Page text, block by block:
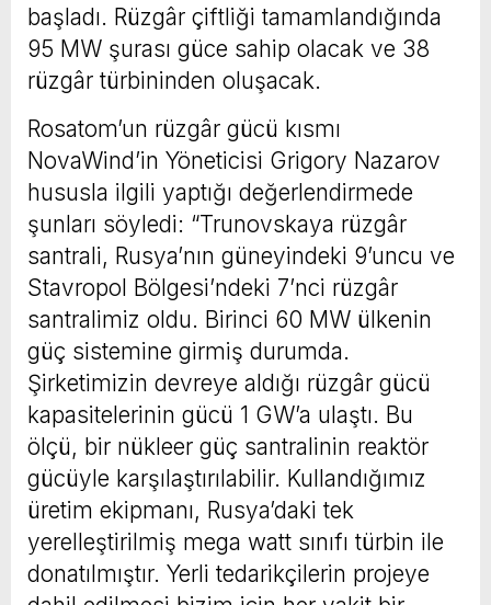
başladı. Rüzgâr çiftliği tamamlandığında
95 MW şurası güce sahip olacak ve 38
rüzgâr türbininden oluşacak.
Rosatom’un rüzgâr gücü kısmı
NovaWind’in Yöneticisi Grigory Nazarov
hususla ilgili yaptığı değerlendirmede
şunları söyledi: “Trunovskaya rüzgâr
santrali, Rusya’nın güneyindeki 9’uncu ve
Stavropol Bölgesi’ndeki 7’nci rüzgâr
santralimiz oldu. Birinci 60 MW ülkenin
güç sistemine girmiş durumda.
Şirketimizin devreye aldığı rüzgâr gücü
kapasitelerinin gücü 1 GW’a ulaştı. Bu
ölçü, bir nükleer güç santralinin reaktör
gücüyle karşılaştırılabilir. Kullandığımız
üretim ekipmanı, Rusya’daki tek
yerelleştirilmiş mega watt sınıfı türbin ile
donatılmıştır. Yerli tedarikçilerin projeye